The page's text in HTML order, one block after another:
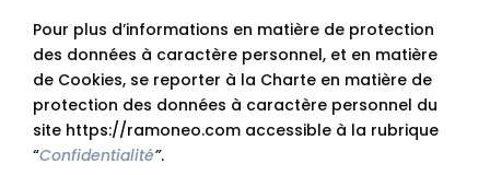
Pour plus d’informations en matière de protection
des données à caractère personnel, et en matière
de Cookies, se reporter à la Charte en matière de
protection des données à caractère personnel du
site https://ramoneo.com accessible à la rubrique
“Confidentialité”.